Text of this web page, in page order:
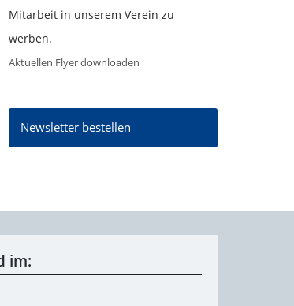
Mitarbeit in unserem Verein zu
werben.
Aktuellen Flyer downloaden
Newsletter bestellen
im: